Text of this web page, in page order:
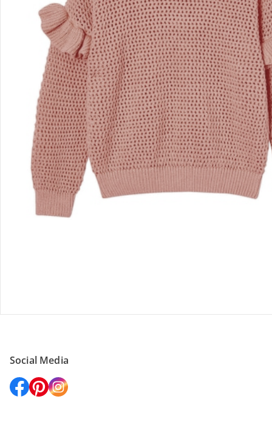
Unternehmen
Sicher & flexibel bezahlen
Sicher einkaufen
Social Media